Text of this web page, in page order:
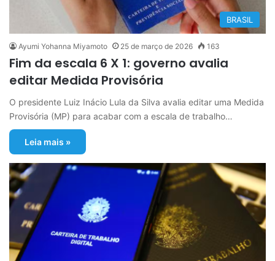
BRASIL
Ayumi Yohanna Miyamoto 25 de março de 2026 163
Fim da escala 6 X 1: governo avalia
editar Medida Provisória
O presidente Luiz Inácio Lula da Silva avalia editar uma Medida
Provisória (MP) para acabar com a escala de trabalho…
Leia mais »